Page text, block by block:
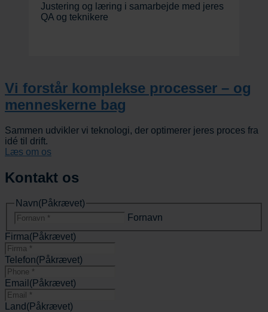
Justering og læring i samarbejde med jeres
QA og teknikere
Vi forstår komplekse processer – og
menneskerne bag
Sammen udvikler vi teknologi, der optimerer jeres proces fra
idé til drift.
Læs om os
Kontakt os
Navn(Påkrævet)
Fornavn
Firma(Påkrævet)
Telefon(Påkrævet)
Email (Påkrævet)
Land (Påkrævet)